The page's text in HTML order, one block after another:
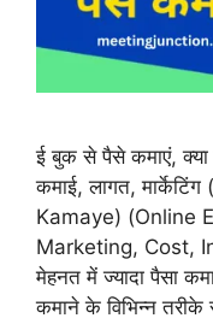
ई बुक से पैसे कमाएं,
कमाई, लागत,
Kamaye) (Online
Marketing, Cost,
मेहनत में ज्यादा पैसा
कमाने के विभिन्न